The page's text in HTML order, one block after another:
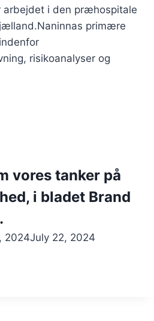
arbejdet i den præhospitale
primære
risikoanalyser og
vores tanker på
i bladet Brand
2024July 22, 2024